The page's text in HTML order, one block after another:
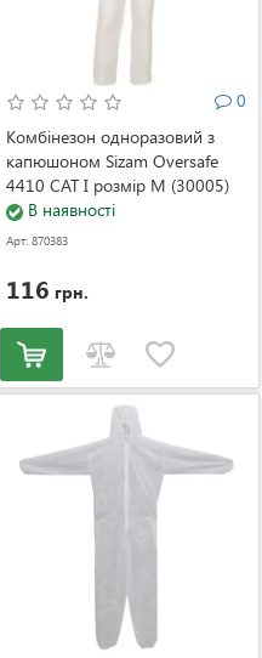
0
Комбінезон одноразовий з
капюшоном Sizam Oversafe
4410 CAT I розмір M (30005)
В наявності
Арт: 870383
116 грн.